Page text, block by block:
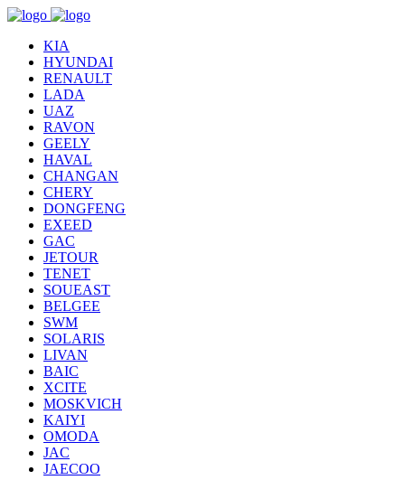
KIA
HYUNDAI
RENAULT
LADA
UAZ
RAVON
GEELY
HAVAL
CHANGAN
CHERY
DONGFENG
EXEED
GAC
JETOUR
TENET
SOUEAST
BELGEE
SWM
SOLARIS
LIVAN
BAIC
XCITE
MOSKVICH
KAIYI
OMODA
JAC
JAECOO